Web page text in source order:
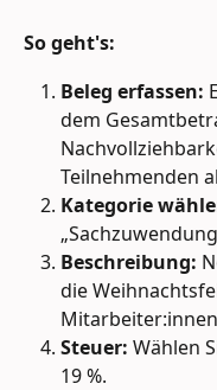
So geht's:
Beleg erfassen:
dem
Teilnehmenden
Kategorie
Beschreibung:
die
Steuer: Wählen
19 %.